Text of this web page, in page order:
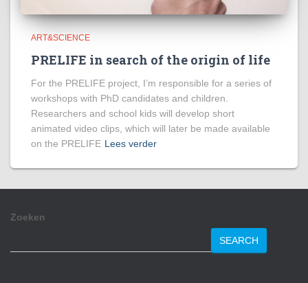
ART&SCIENCE
PRELIFE in search of the origin of life
For the PRELIFE project, I’m responsible for a series of
workshops with PhD candidates and children.
Researchers and school kids will develop short
animated video clips, which will later be made available
on the PRELIFE Lees verder
Zoeken
SEARCH